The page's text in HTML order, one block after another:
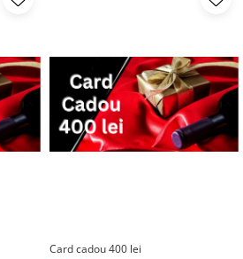
Card cadou 400 lei